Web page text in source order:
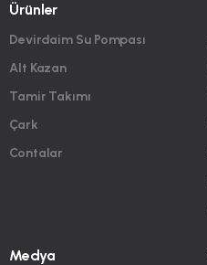
Ürünler
Devirdaim Su Pompası
Alt Kazan
Tamir Takımı
Çark
Contalar
Medya